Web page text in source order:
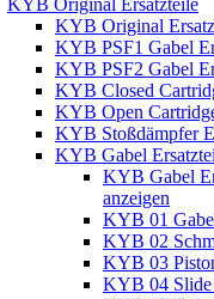
KYB Original
KYB PSF1 Gabel
KYB PSF2 Gabel
KYB Closed
KYB Open
KYB Stoßdämpfer
KYB Gabel
KYB Gabel
anzeigen
KYB 01
KYB 02
KYB 03
KYB 04 Slide